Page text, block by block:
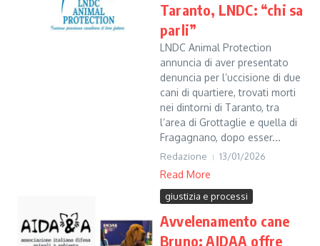
Taranto, LNDC: “chi sa
parli”
LNDC Animal Protection
annuncia di aver presentato
denuncia per l’uccisione di due
cani di quartiere, trovati morti
nei dintorni di Taranto, tra
l’area di Grottaglie e quella di
Fragagnano, dopo esser...
Redazione 13/01/2026
Read More
giustizia e processi
Avvelenamento cane
Bruno: AIDAA offre